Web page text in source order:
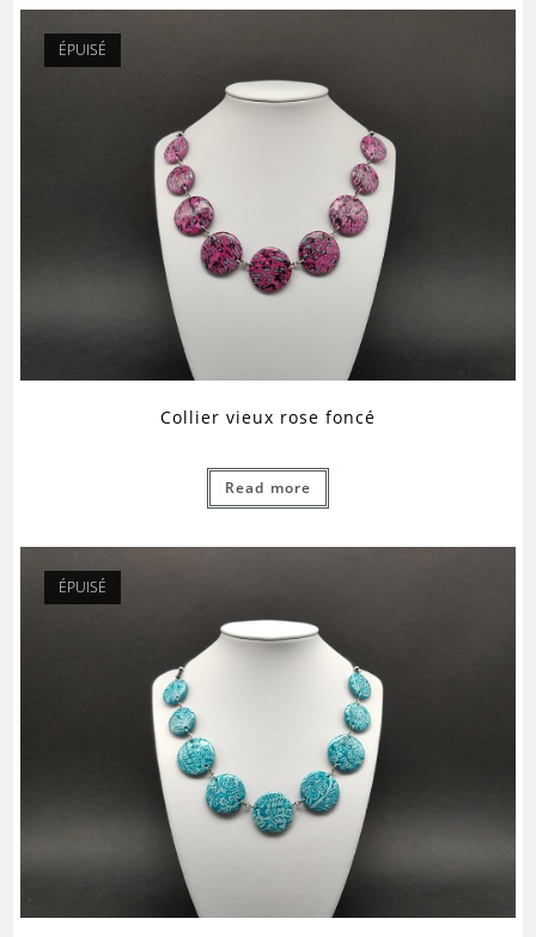
ÉPUISÉ
Collier vieux rose foncé
Read more
ÉPUISÉ